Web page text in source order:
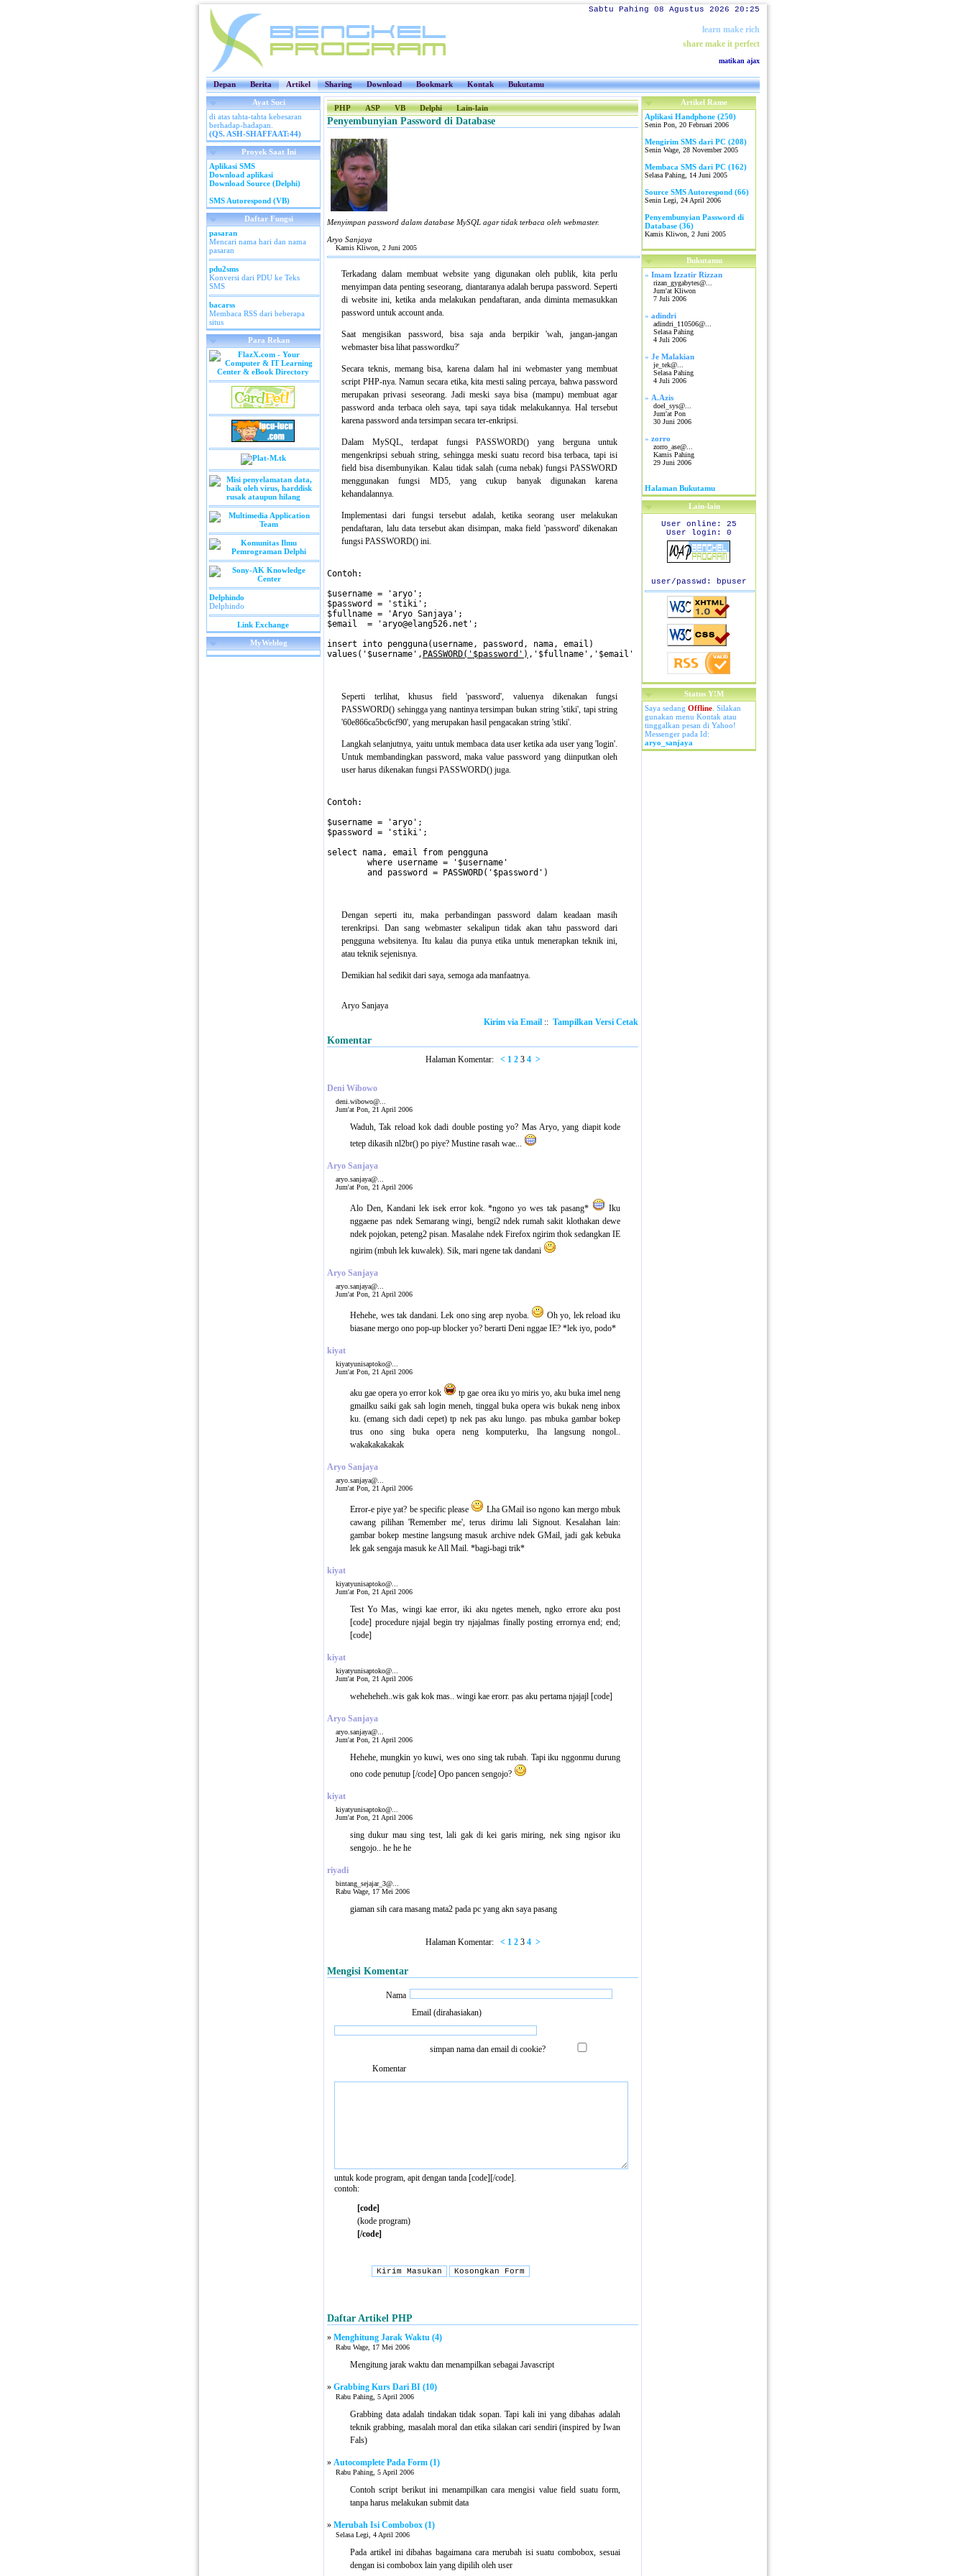
Sabtu Pahing 08 Agustus 2026 20:25
learn make rich
share make it perfect
matikan ajax
Depan Berita Artikel Sharing Download Bookmark Kontak Bukutamu
Ayat Suci
di atas tahta-tahta kebesaran
berhadap-hadapan.
(QS. ASH-SHAFFAAT:44)
Proyek Saat Ini
Aplikasi SMS
Download aplikasi
Download Source (Delphi)
SMS Autorespond (VB)
Daftar Fungsi
pasaran
Mencari nama hari dan nama
pasaran
pdu2sms
Konversi dari PDU ke Teks
SMS
bacarss
Membaca RSS dari beberapa
situs
Para Rekan
Delphindo
Delphindo
Link Exchange
MyWeblog
PHP ASP VB Delphi Lain-lain
Penyembunyian Password di Database
Menyimpan password dalam database MySQL agar tidak terbaca oleh webmaster.
Aryo Sanjaya
Kamis Kliwon, 2 Juni 2005
Terkadang dalam membuat website yang digunakan oleh publik, kita perlu
menyimpan data penting seseorang, diantaranya adalah berupa password. Seperti
di website ini, ketika anda melakukan pendaftaran, anda diminta memasukkan
password untuk account anda.
Saat mengisikan password, bisa saja anda berpikir 'wah, jangan-jangan
webmaster bisa lihat passwordku?'
Secara teknis, memang bisa, karena dalam hal ini webmaster yang membuat
script PHP-nya. Namun secara etika, kita mesti saling percaya, bahwa password
merupakan privasi seseorang. Jadi meski saya bisa (mampu) membuat agar
password anda terbaca oleh saya, tapi saya tidak melakukannya. Hal tersebut
karena password anda tersimpan secara ter-enkripsi.
Dalam MySQL, terdapat fungsi PASSWORD() yang berguna untuk
mengenkripsi sebuah string, sehingga meski suatu record bisa terbaca, tapi isi
field bisa disembunyikan. Kalau tidak salah (cuma nebak) fungsi PASSWORD
menggunakan fungsi MD5, yang cukup banyak digunakan karena
kehandalannya.
Implementasi dari fungsi tersebut adalah, ketika seorang user melakukan
pendaftaran, lalu data tersebut akan disimpan, maka field 'password' dikenakan
fungsi PASSWORD() ini.
Contoh:
$username = 'aryo';
$password = 'stiki';
$fullname = 'Aryo Sanjaya';
$email 	= 'aryo@elang526.net';
insert into pengguna(username, password, nama, email)
values('$username', PASSWORD('$password') ,'$fullname','$email')
Seperti terlihat, khusus field 'password', valuenya dikenakan fungsi
PASSWORD() sehingga yang nantinya tersimpan bukan string 'stiki', tapi string
'60e866ca5bc6cf90', yang merupakan hasil pengacakan string 'stiki'.
Langkah selanjutnya, yaitu untuk membaca data user ketika ada user yang 'login'.
Untuk membandingkan password, maka value password yang diinputkan oleh
user harus dikenakan fungsi PASSWORD() juga.
Contoh:
$username = 'aryo';
$password = 'stiki';
select nama, email from pengguna
Dengan seperti itu, maka perbandingan password dalam keadaan masih
terenkripsi. Dan sang webmaster sekalipun tidak akan tahu password dari
pengguna websitenya. Itu kalau dia punya etika untuk menerapkan teknik ini,
atau teknik sejenisnya.
Demikian hal sedikit dari saya, semoga ada manfaatnya.
Aryo Sanjaya
Kirim via Email :: Tampilkan Versi Cetak
Komentar
Halaman Komentar: < 1 23 4 >
Deni Wibowo
deni.wibowo@...
Jum'at Pon, 21 April 2006
Waduh, Tak reload kok dadi double posting yo? Mas Aryo, yang diapit kode
tetep dikasih nl2br() po piye? Mustine rasah wae...
Aryo Sanjaya
aryo.sanjaya@...
Jum'at Pon, 21 April 2006
Alo Den, Kandani lek isek error kok. *ngono yo wes tak pasang*
Iku
nggaene pas ndek Semarang wingi, bengi2 ndek rumah sakit klothakan dewe
ndek pojokan, peteng2 pisan. Masalahe ndek Firefox ngirim thok sedangkan IE
ngirim (mbuh lek kuwalek). Sik, mari ngene tak dandani
Aryo Sanjaya
aryo.sanjaya@...
Jum'at Pon, 21 April 2006
Hehehe, wes tak dandani. Lek ono sing arep nyoba.
Oh yo, lek reload iku
biasane mergo ono pop-up blocker yo? berarti Deni nggae IE? *lek iyo, podo*
kiyat
kiyatyunisaptoko@...
Jum'at Pon, 21 April 2006
aku gae opera yo error kok
tp gae orea iku yo miris yo, aku buka imel neng
gmailku saiki gak sah login meneh, tinggal buka opera wis bukak neng inbox
ku. (emang sich dadi cepet) tp nek pas aku lungo. pas mbuka gambar bokep
trus ono sing buka opera neng komputerku, lha langsung nongol..
wakakakakakak
Aryo Sanjaya
aryo.sanjaya@...
Jum'at Pon, 21 April 2006
Error-e piye yat? be specific please
Lha GMail iso ngono kan mergo mbuk
cawang pilihan 'Remember me', terus dirimu lali Signout. Kesalahan lain:
gambar bokep mestine langsung masuk archive ndek GMail, jadi gak kebuka
lek gak sengaja masuk ke All Mail. *bagi-bagi trik*
kiyat
kiyatyunisaptoko@...
Jum'at Pon, 21 April 2006
Test Yo Mas, wingi kae error, iki aku ngetes meneh, ngko errore aku post
[code] procedure njajal begin try njajalmas finally posting errornya end; end;
[code]
kiyat
kiyatyunisaptoko@...
Jum'at Pon, 21 April 2006
weheheheh..wis gak kok mas.. wingi kae erorr. pas aku pertama njajajl [code]
Aryo Sanjaya
aryo.sanjaya@...
Jum'at Pon, 21 April 2006
Hehehe, mungkin yo kuwi, wes ono sing tak rubah. Tapi iku nggonmu durung
ono code penutup [/code] Opo pancen sengojo?
kiyat
kiyatyunisaptoko@...
Jum'at Pon, 21 April 2006
sing dukur mau sing test, lali gak di kei garis miring, nek sing ngisor iku
sengojo.. he he he
riyadi
bintang_sejajar_3@...
Rabu Wage, 17 Mei 2006
giaman sih cara masang mata2 pada pc yang akn saya pasang
Halaman Komentar: < 1 23 4 >
Mengisi Komentar
Nama
Email (dirahasiakan)
simpan nama dan email di cookie?
Komentar
untuk kode program, apit dengan tanda [code][/code].
contoh:
[code]
(kode program)
[/code]
Daftar Artikel PHP
» Menghitung Jarak Waktu (4)
Rabu Wage, 17 Mei 2006
Mengitung jarak waktu dan menampilkan sebagai Javascript
» Grabbing Kurs Dari BI (10)
Rabu Pahing, 5 April 2006
Grabbing data adalah tindakan tidak sopan. Tapi kali ini yang dibahas adalah
teknik grabbing, masalah moral dan etika silakan cari sendiri (inspired by Iwan
Fals)
» Autocomplete Pada Form (1)
Rabu Pahing, 5 April 2006
Contoh script berikut ini menampilkan cara mengisi value field suatu form,
tanpa harus melakukan submit data
» Merubah Isi Combobox (1)
Selasa Legi, 4 April 2006
Pada artikel ini dibahas bagaimana cara merubah isi suatu combobox, sesuai
dengan isi combobox lain yang dipilih oleh user
Artikel Rame
Aplikasi Handphone (250)
Senin Pon, 20 Februari 2006
Mengirim SMS dari PC (208)
Senin Wage, 28 November 2005
Membaca SMS dari PC (162)
Selasa Pahing, 14 Juni 2005
Source SMS Autorespond (66)
Senin Legi, 24 April 2006
Penyembunyian Password di
Database (36)
Kamis Kliwon, 2 Juni 2005
Bukutamu
» Imam Izzatir Rizzan
rizan_gygabytes@...
Jum'at Kliwon
7 Juli 2006
» adindri
adindri_110506@...
Selasa Pahing
4 Juli 2006
» Je Malakian
je_tek@...
Selasa Pahing
4 Juli 2006
» A.Azis
doel_sys@...
Jum'at Pon
30 Juni 2006
» zorro
zorro_ase@...
Kamis Pahing
29 Juni 2006
Halaman Bukutamu
Lain-lain
User online: 25
User login: 0
user/passwd: bpuser
Status Y!M
Saya sedang Offline . Silakan
gunakan menu Kontak atau
tinggalkan pesan di Yahoo!
Messenger pada Id:
aryo_sanjaya